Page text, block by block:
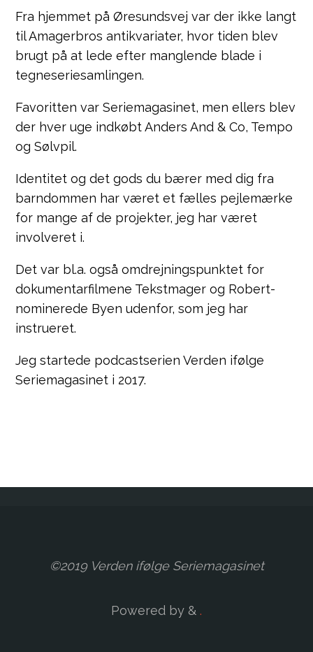
Fra hjemmet på Øresundsvej var der ikke langt
til Amagerbros antikvariater, hvor tiden blev
brugt på at lede efter manglende blade i
tegneseriesamlingen.
Favoritten var Seriemagasinet, men ellers blev
der hver uge indkøbt Anders And & Co, Tempo
og Sølvpil.
Identitet og det gods du bærer med dig fra
barndommen har været et fælles pejlemærke
for mange af de projekter, jeg har været
involveret i.
Det var bl.a. også omdrejningspunktet for
dokumentarfilmene Tekstmager og Robert-
nominerede Byen udenfor, som jeg har
instrueret.
Jeg startede podcastserien Verden ifølge
Seriemagasinet i 2017.
©2019 Verden ifølge Seriemagasinet
Powered by & .